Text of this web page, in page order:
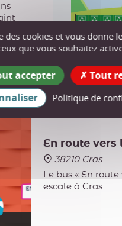
des
jeu. 28 JANV. 27
En route vers
38210 Cras
Le bus « En
escale à Cras.
des cookies et vous donne
que vous souhaitez
accepter
Tout
Politique de